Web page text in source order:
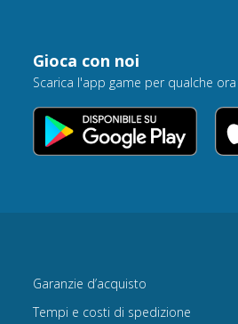
Gioca con noi
Scarica l'app game per qualche
Garanzie d’acquisto
Tempi e costi di spedizione